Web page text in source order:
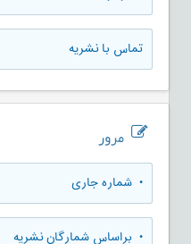
تماس با نشریه
مرور
• شماره جاری
• براساس شمارگان نشریه